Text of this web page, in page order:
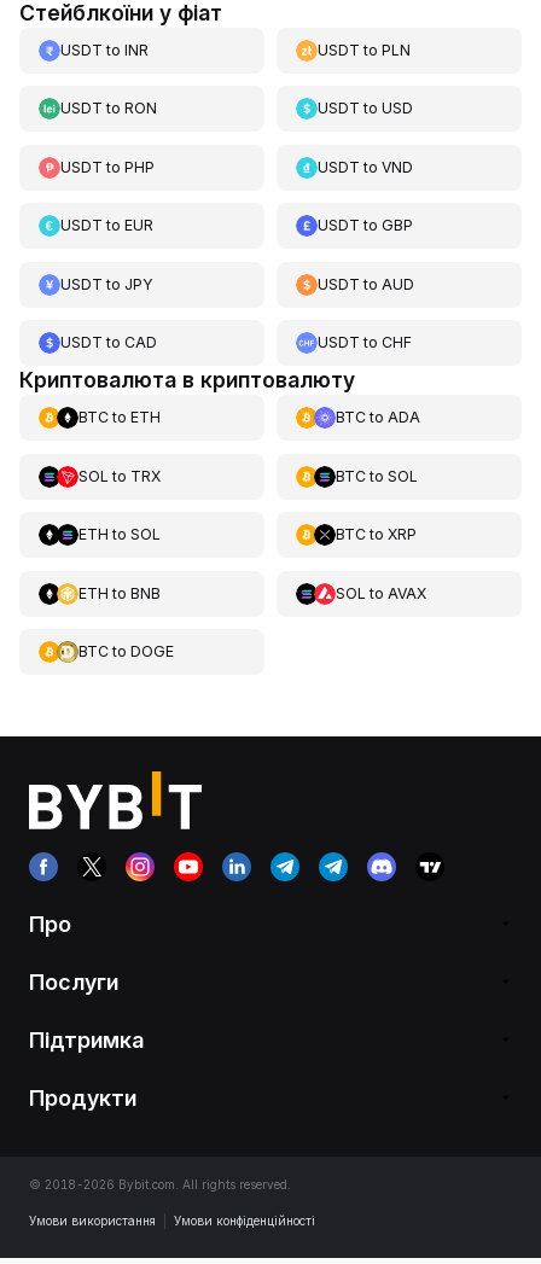
Стейблкоїни у фіат
USDT to INR USDT toPLN
USDT to RON USDT toUSD
USDT to PHP USDT toVND
USDT to EUR USDT toGBP
USDT to JPY USDT to AUD
USDT to CAD USDT toCHF
Криптовалюта в криптовалюту
BTCto ETH BTCto ADA
SOL to TRX BTCto SOL
ETH to SOL BTCto XRP
ETH to BNB SOL to AVAX
BTCto DOGE
Про
Послуги
Підтримка
Продукти
© 2018-2026 Bybit.com. All rights reserved.
Умови використання Умови конфіденційності